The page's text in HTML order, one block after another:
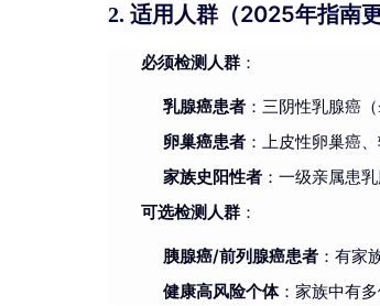
2. 适用人群（2025年指南更
必须检测人群 ：
乳腺癌患者 ：三阴性乳腺癌
卵巢癌患者 ：上皮性卵巢癌
家族史阳性者 ：一级亲属患
可选检测人群 ：
胰腺癌/前列腺癌患者 ：有家
健康高风险个体：家族中有